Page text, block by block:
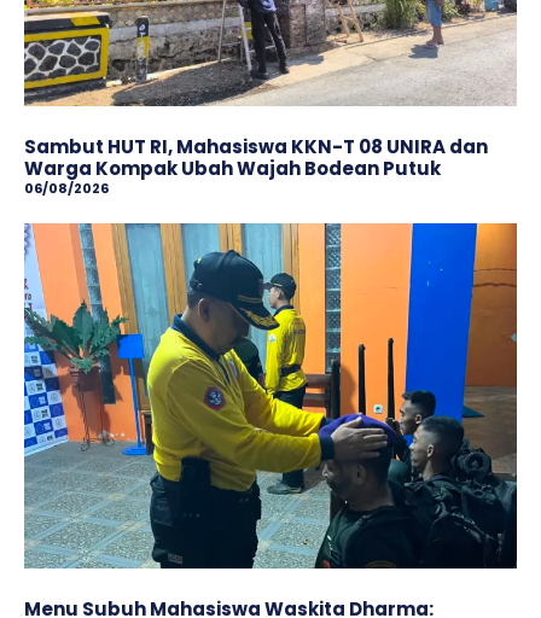
Sambut HUT RI, Mahasiswa KKN-T 08 UNIRA dan
Warga Kompak Ubah Wajah ‎Bodean Putuk
06/08/2026
Menu Subuh Mahasiswa Waskita Dharma: